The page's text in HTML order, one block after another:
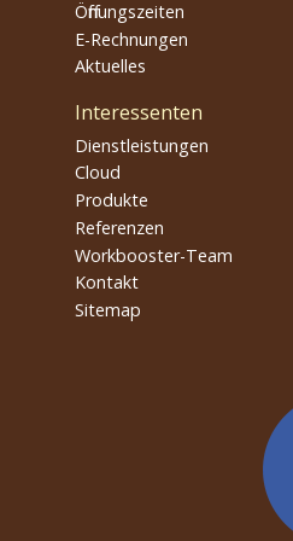
Öffnungszeiten
E-Rechnungen
Aktuelles
Interessenten
Dienstleistungen
Cloud
Produkte
Referenzen
Workbooster-Team
Kontakt
Sitemap